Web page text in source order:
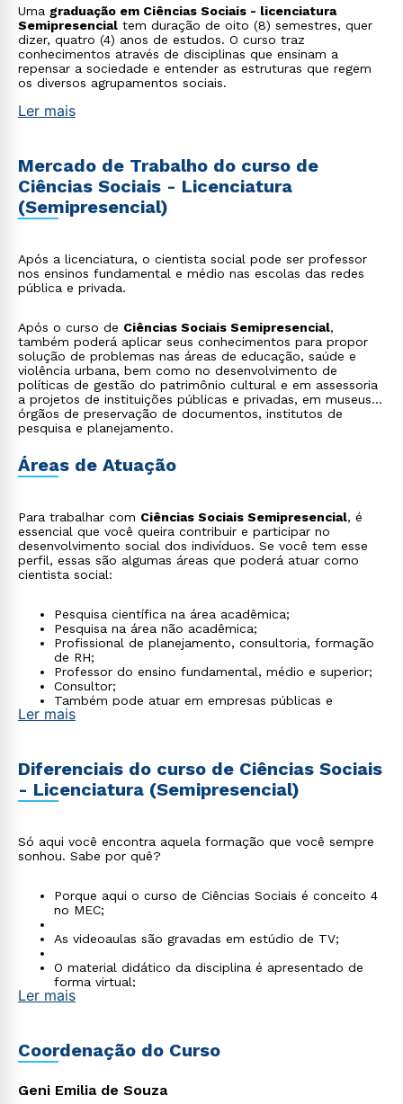
Uma graduação em Ciências Sociais - licenciatura
Semipresencial tem duração de oito (8) semestres, quer
dizer, quatro (4) anos de estudos. O curso traz
conhecimentos através de disciplinas que ensinam a
repensar a sociedade e entender as estruturas que regem
os diversos agrupamentos sociais.
Ler mais
Mercado de Trabalho do curso de
Ciências Sociais - Licenciatura
(Semipresencial)
Após a licenciatura, o cientista social pode ser professor
nos ensinos fundamental e médio nas escolas das redes
pública e privada.
Após o curso de Ciências Sociais Semipresencial,
também poderá aplicar seus conhecimentos para propor
solução de problemas nas áreas de educação, saúde e
violência urbana, bem como no desenvolvimento de
políticas de gestão do patrimônio cultural e em assessoria
a projetos de instituições públicas e privadas, em museus,
órgãos de preservação de documentos, institutos de
pesquisa e planejamento.
Áreas de Atuação
Para trabalhar com Ciências Sociais Semipresencial, é
essencial que você queira contribuir e participar no
desenvolvimento social dos indivíduos. Se você tem esse
perfil, essas são algumas áreas que poderá atuar como
cientista social:
Pesquisa científica na área acadêmica;
Pesquisa na área não acadêmica;
Profissional de planejamento, consultoria, formação
de RH;
Professor do ensino fundamental, médio e superior;
Consultor;
Também pode atuar em empresas públicas e
privadas, ONGs, organizações governamentais,
Ler mais
Diferenciais do curso de Ciências Sociais
- Licenciatura (Semipresencial)
Só aqui você encontra aquela formação que você sempre
sonhou. Sabe por quê?
Porque aqui o curso de Ciências Sociais é conceito 4
no MEC;
As videoaulas são gravadas em estúdio de TV;
O material didático da disciplina é apresentado de
forma virtual;
Ler mais
Coordenação do Curso
Geni Emilia de Souza